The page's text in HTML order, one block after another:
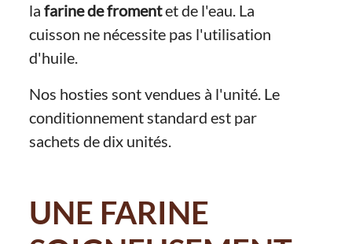
lafarine de fromentet de l'eau. La
cuisson ne nécessite pas l'utilisation
d'huile.
Nos hosties sont vendues à l'unité. Le
conditionnement standard est par
sachets de dix unités.
UNE FARINE